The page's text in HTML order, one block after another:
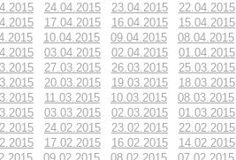
24.04.2015 23.04.2015 22.04.2015
17.04.2015 16.04.2015 15.04.2015
10.04.2015 09.04.2015 08.04.2015
03.04.2015 02.04.2015 01.04.2015
27.03.2015 26.03.2015 25.03.2015
20.03.2015 19.03.2015 18.03.2015
11.03.2015 10.03.2015 08.03.2015
03.03.2015 02.03.2015 01.03.2015
24.02.2015 23.02.2015 22.02.2015
17.02.2015 16.02.2015 14.02.2015